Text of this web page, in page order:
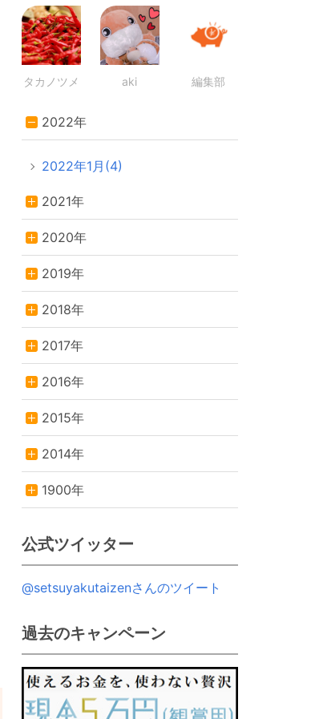
タカノツメ aki 編集部
2022年
2022年1月(4)
2021年
2020年
2019年
2018年
2017年
2016年
2015年
2014年
1900年
公式ツイッター
@setsuyakutaizenさんのツイート
過去のキャンペーン